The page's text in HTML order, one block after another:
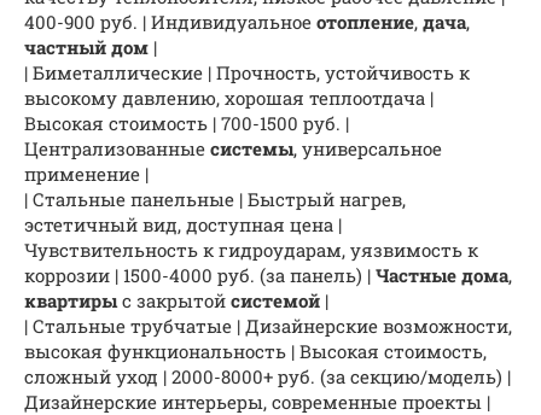
400-900 руб. | Индивидуальное отопление, дача,
частный дом |
| Биметаллические | Прочность, устойчивость к
высокому давлению, хорошая теплоотдача |
Высокая стоимость | 700-1500 руб. |
Централизованные системы, универсальное
применение |
| Стальные панельные | Быстрый нагрев,
эстетичный вид, доступная цена |
Чувствительность к гидроударам, уязвимость к
коррозии | 1500-4000 руб. (за панель) | Частные дома,
квартирыс закрытой системой |
| Стальные трубчатые | Дизайнерские возможности,
высокая функциональность | Высокая стоимость,
сложный уход | 2000-8000+ руб. (за секцию/модель) |
Дизайнерские интерьеры, современные проекты |